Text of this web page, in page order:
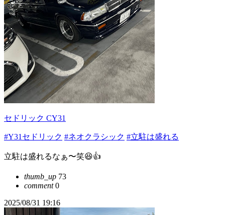
セドリック CY31
#Y31セドリック #ネオクラシック #立駐は盛れる
立駐は盛れるなぁ〜笑😆👍
thumb_up 73
comment0
2025/08/31 19:16